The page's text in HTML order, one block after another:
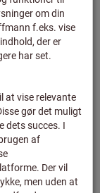
og den
producenten, da